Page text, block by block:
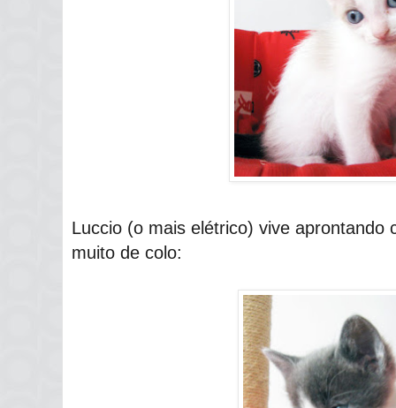
Luccio (o mais elétrico) vive aprontando
muito de colo: